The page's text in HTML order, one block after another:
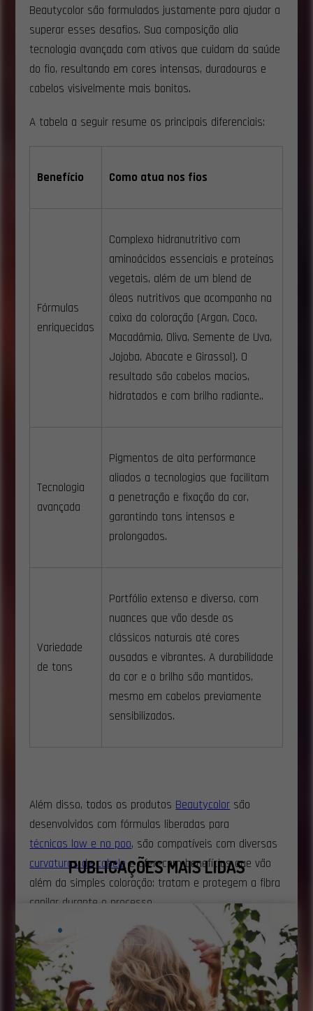
Beautycolor são formulados justamente para ajudar a
superar esses desafios. Sua composição alia
tecnologia avançada com ativos que cuidam da saúde
do fio, resultando em cores intensas, duradouras e
cabelos visivelmente mais bonitos.
A tabela a seguir resume os principais diferenciais:
Benefício Como atua nos fios
Fórmulas
enriquecidas
Complexo hidranutritivo com
aminoácidos essenciais e proteínas
vegetais, além de um blend de
óleos nutritivos que acompanha na
caixa da coloração (Argan, Coco,
Macadâmia, Oliva, Semente de Uva,
Jojoba, Abacate e Girassol). O
resultado são cabelos macios,
hidratados e com brilho radiante..
Tecnologia
avançada
Pigmentos de alta performance
aliados a tecnologias que facilitam
a penetração e fixação da cor,
garantindo tons intensos e
prolongados.
Variedade
de tons
Portfólio extenso e diverso, com
nuances que vão desde os
clássicos naturais até cores
ousadas e vibrantes. A durabilidade
da cor e o brilho são mantidos,
mesmo em cabelos previamente
sensibilizados.
Além disso, todos os produtos Beautycolor são
desenvolvidos com fórmulas liberadas para
técnicas low e no poo, são compatíveis com diversas
curvaturas de cabeloe oferecem benefícios que vão
além da simples coloração: tratam e protegem a fibra
capilar durante o processo
Leia também:
Como proteger o couro cabeludo durante a
coloração
PUBLICAÇÕES MAIS LIDAS